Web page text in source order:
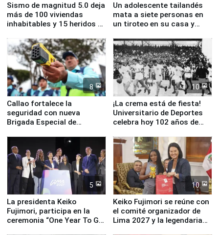
Sismo de magnitud 5.0 deja
más de 100 viviendas
inhabitables y 15 heridos en
Un adolescente tailandés
mata a siete personas en
un tiroteo en su casa y
8
Callao fortalece la
seguridad con nueva
Brigada Especial de
equipamiento para
Serenazgo
10
¡La crema está de fiesta!
Universitario de Deportes
celebra hoy 102 años de
5
La presidenta Keiko
Fujimori, participa en la
ceremonia “One Year To Go
10
Keiko Fujimori se reúne con
el comité organizador de
Lima 2027 y la legendaria